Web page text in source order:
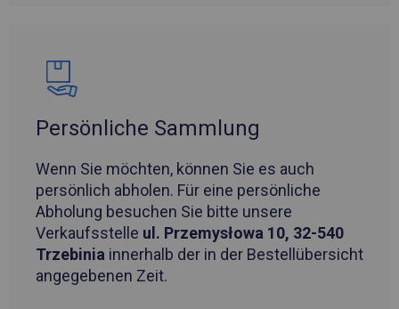
Persönliche Sammlung
Wenn Sie möchten, können Sie es auch
persönlich abholen. Für eine persönliche
Abholung besuchen Sie bitte unsere
Verkaufsstelle ul. Przemysłowa 10, 32-540
Trzebinia innerhalb der in der Bestellübersicht
angegebenen Zeit.